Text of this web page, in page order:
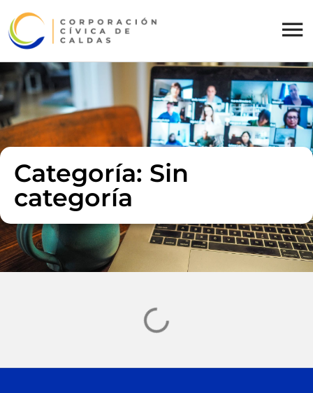
Categoría: Sin
categoría